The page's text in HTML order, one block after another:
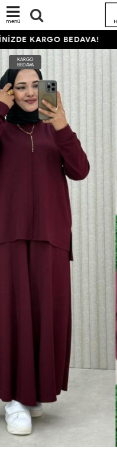
menü
KARGO BEDAVA!
KARGO
BEDAVA